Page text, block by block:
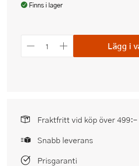
Finns i lager
Lägg i
Fraktfritt vid köp över 499:-
Snabb leverans
Prisgaranti